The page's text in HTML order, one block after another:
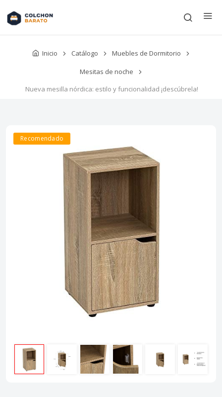
Inicio Catálogo Muebles de Dormitorio
Mesitas de noche
Nueva mesilla nórdica: estilo y funcionalidad ¡descúbrela!
Recomendado